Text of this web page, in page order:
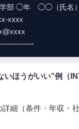
部 ◯年 ◯◯（氏名）
xxxx
いほうがいい”例（
詳細（条件・年収・